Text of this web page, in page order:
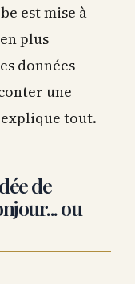
est mise à
plus
données
une
tout.
de
ou